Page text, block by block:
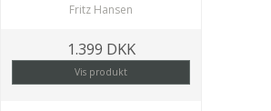
Fritz Hansen
1.399 DKK
Vis produkt